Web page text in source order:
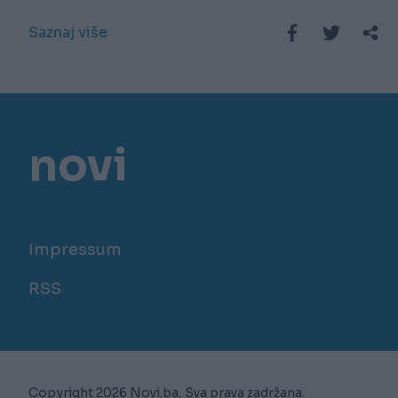
Saznaj više
novi
Impressum
RSS
Copyright 2026 Novi.ba, Sva prava zadržana.